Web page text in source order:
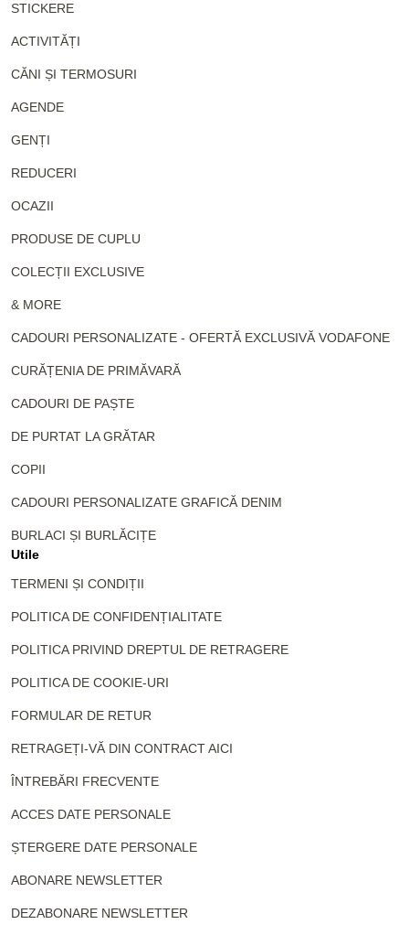
STICKERE
ACTIVITĂȚI
CĂNI ȘI TERMOSURI
AGENDE
GENȚI
REDUCERI
OCAZII
PRODUSE DE CUPLU
COLECȚII EXCLUSIVE
& MORE
CADOURI PERSONALIZATE - OFERTĂ EXCLUSIVĂ VODAFONE
CURĂȚENIA DE PRIMĂVARĂ
CADOURI DE PAȘTE
DE PURTAT LA GRĂTAR
COPII
CADOURI PERSONALIZATE GRAFICĂ DENIM
BURLACI ȘI BURLĂCIȚE
Utile
TERMENI ȘI CONDIȚII
POLITICA DE CONFIDENȚIALITATE
POLITICA PRIVIND DREPTUL DE RETRAGERE
POLITICA DE COOKIE-URI
FORMULAR DE RETUR
RETRAGEȚI-VĂ DIN CONTRACT AICI
ÎNTREBĂRI FRECVENTE
ACCES DATE PERSONALE
ȘTERGERE DATE PERSONALE
ABONARE NEWSLETTER
DEZABONARE NEWSLETTER